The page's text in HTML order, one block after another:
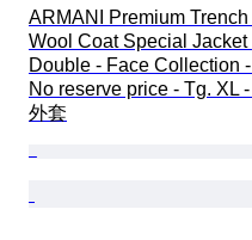
ARMANI Premium Trench
Wool Coat Special Jacket
Double - Face Collection -
No reserve price - Tg. XL -
外套